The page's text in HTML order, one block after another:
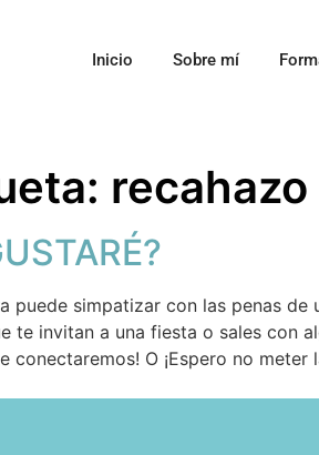
Inicio Sobre mí
recahazo
puede simpatizar con las penas
te invitan a una fiesta o sales con
conectaremos! O ¡Espero no meter